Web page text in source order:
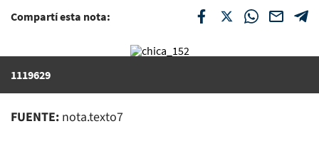
Compartí esta nota:
1119629
FUENTE: nota.texto7